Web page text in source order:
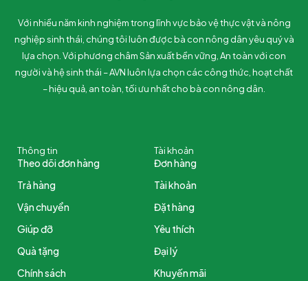
Với nhiều năm kinh nghiệm trong lĩnh vực bảo vệ thực vật và nông
nghiệp sinh thái, chúng tôi luôn được bà con nông dân yêu quý và
lựa chọn. Với phương châm Sản xuất bền vững, An toàn với con
người và hệ sinh thái – AVN luôn lựa chọn các công thức, hoạt chất
– hiệu quả, an toàn, tối ưu nhất cho bà con nông dân.
Thông tin
Theo dõi đơn hàng
Trả hàng
Vận chuyển
Giúp đỡ
Quà tặng
Chính sách
Tài khoản
Đơn hàng
Tài khoản
Đặt hàng
Yêu thích
Đại lý
Khuyến mãi